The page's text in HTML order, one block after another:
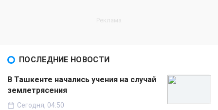
ПОСЛЕДНИЕ НОВОСТИ
В Ташкенте начались учения на случай
землетрясения
Сегодня, 04:50